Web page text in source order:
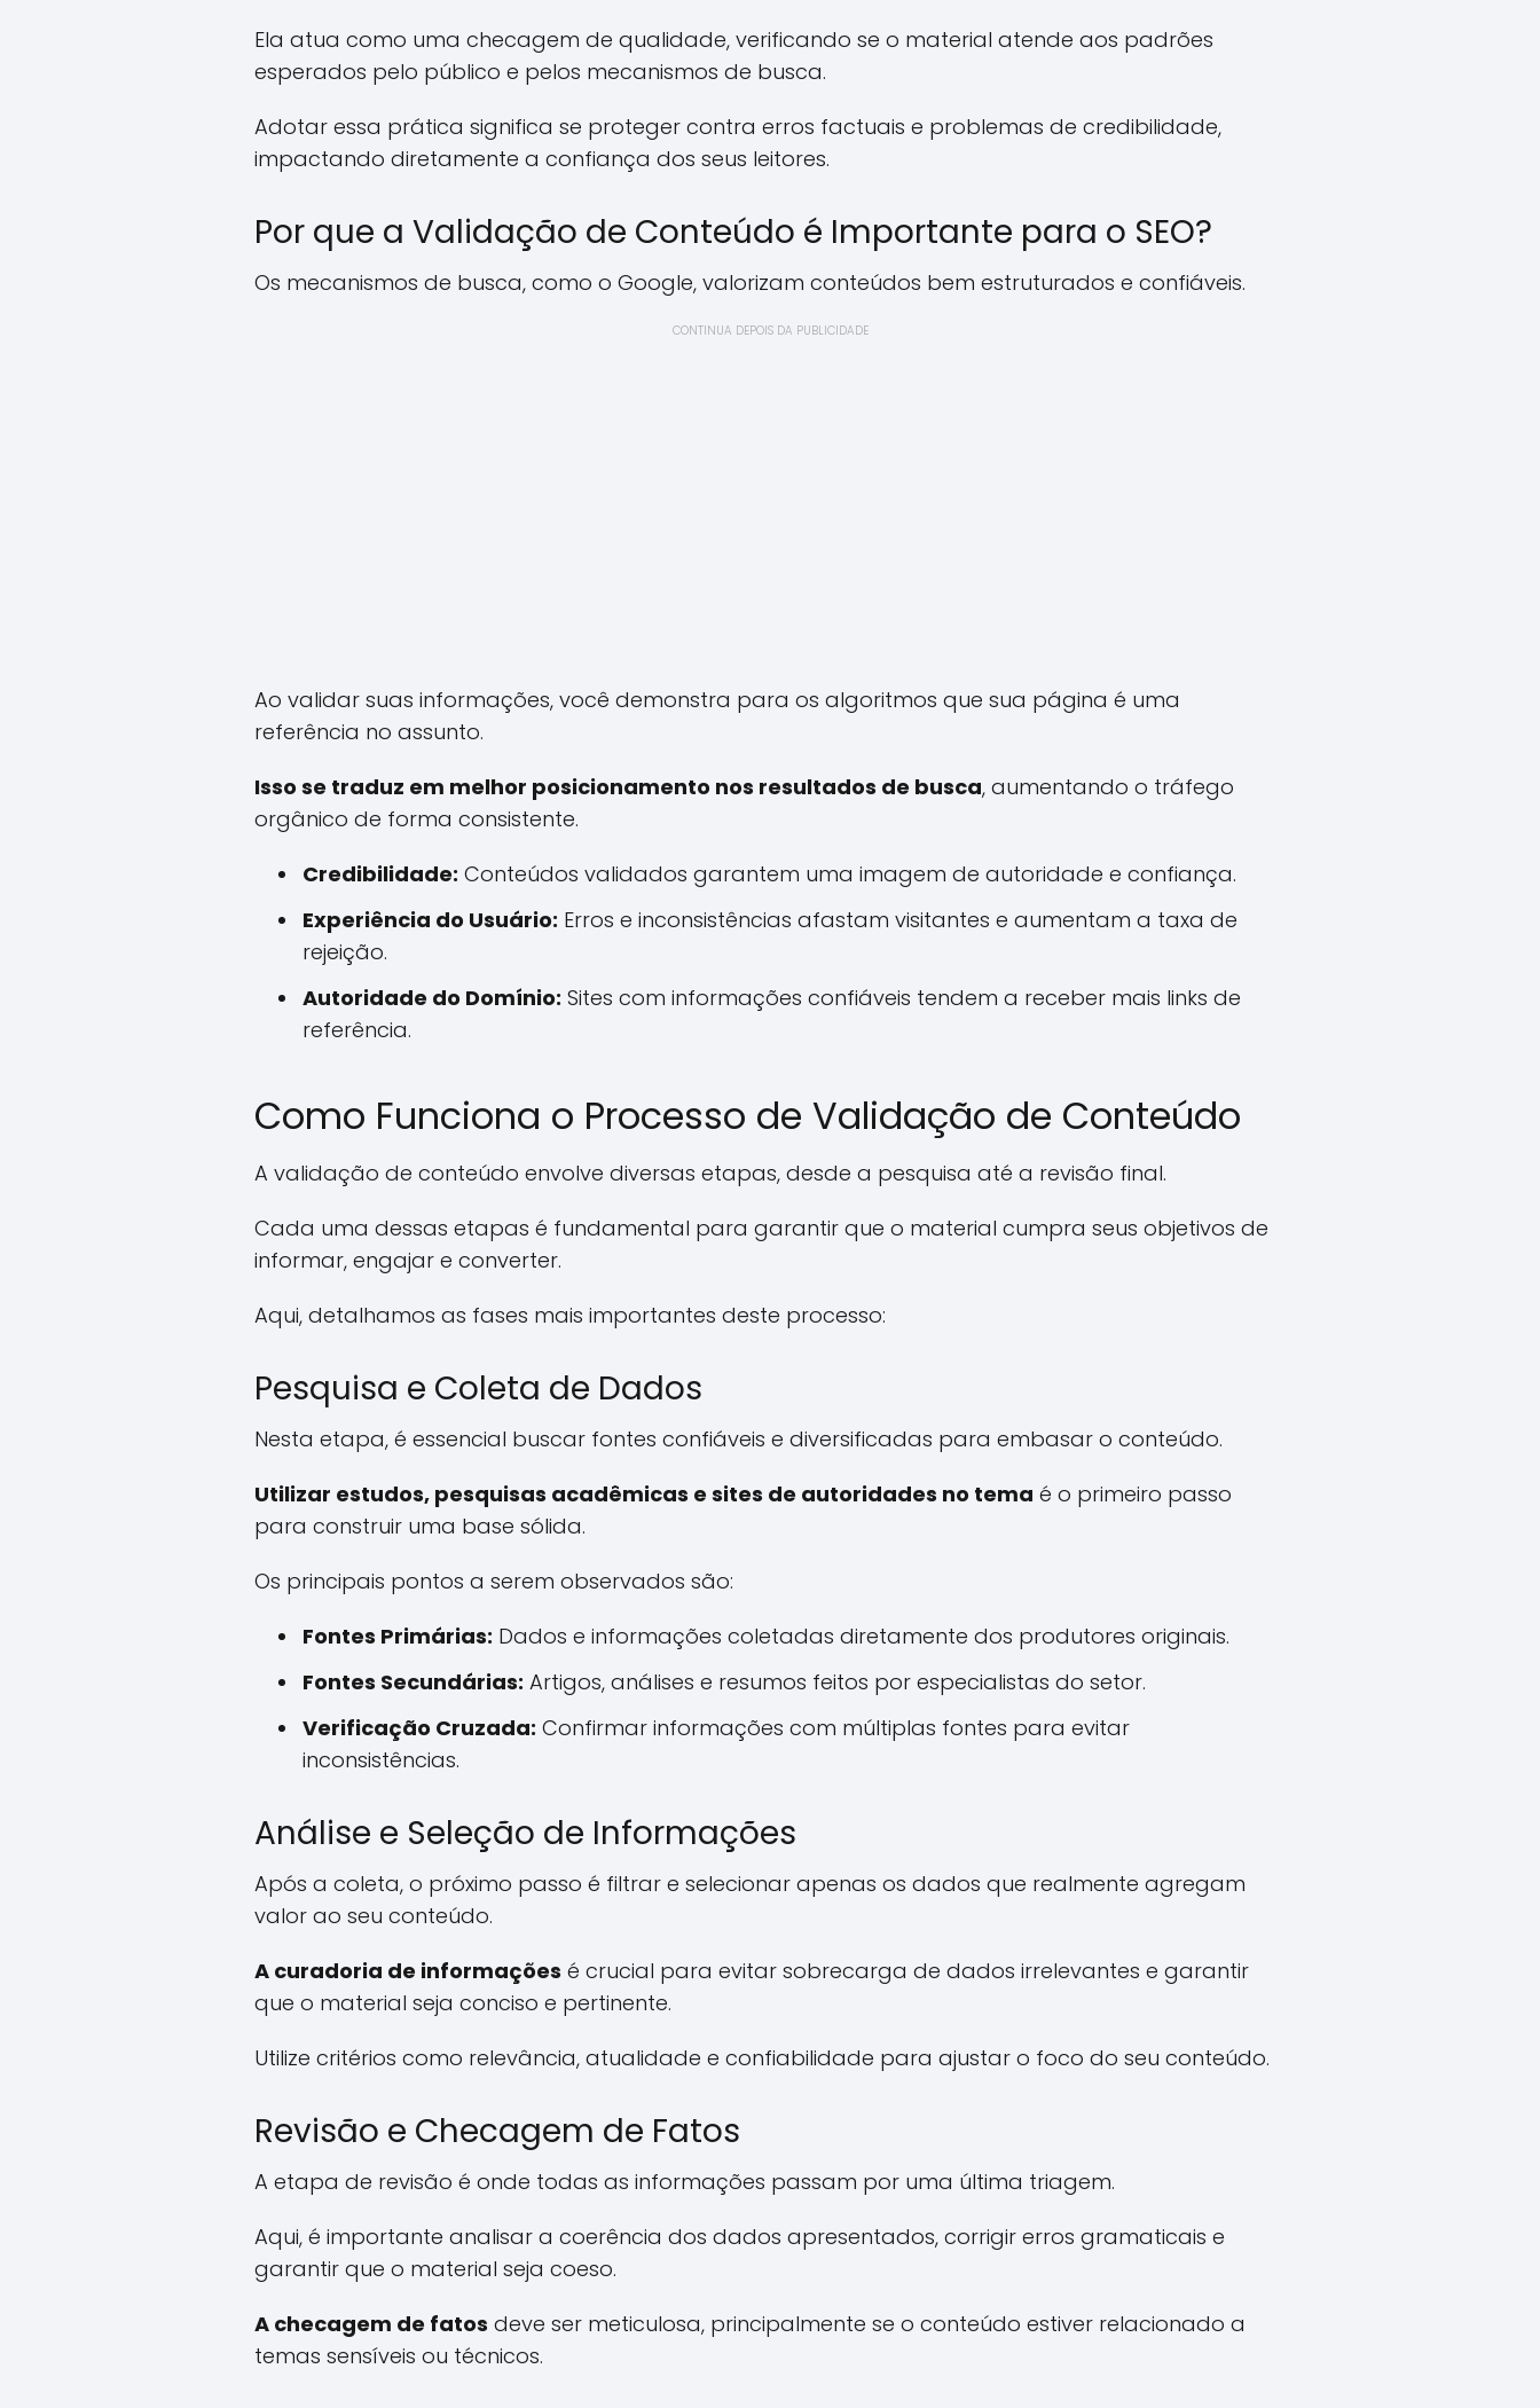
Ela atua como uma checagem de qualidade, verificando se o material atende aos padrões
esperados pelo público e pelos mecanismos de busca.
Adotar essa prática significa se proteger contra erros factuais e problemas de credibilidade,
impactando diretamente a confiança dos seus leitores.
Por que a Validação de Conteúdo é Importante para o SEO?
Os mecanismos de busca, como o Google, valorizam conteúdos bem estruturados e confiáveis.
CONTINUA DEPOIS DA PUBLICIDADE
Ao validar suas informações, você demonstra para os algoritmos que sua página é uma
referência no assunto.
Isso se traduz em melhor posicionamento nos resultados de busca, aumentando o tráfego
orgânico de forma consistente.
Credibilidade: Conteúdos validados garantem uma imagem de autoridade e confiança.
Experiência do Usuário: Erros e inconsistências afastam visitantes e aumentam a taxa de
rejeição.
Autoridade do Domínio: Sites com informações confiáveis tendem a receber mais links de
referência.
Como Funciona o Processo de Validação de Conteúdo
A validação de conteúdo envolve diversas etapas, desde a pesquisa até a revisão final.
Cada uma dessas etapas é fundamental para garantir que o material cumpra seus objetivos de
informar, engajar e converter.
Aqui, detalhamos as fases mais importantes deste processo:
Pesquisa e Coleta de Dados
Nesta etapa, é essencial buscar fontes confiáveis e diversificadas para embasar o conteúdo.
Utilizar estudos, pesquisas acadêmicas e sites de autoridades no tema é o primeiro passo
para construir uma base sólida.
Os principais pontos a serem observados são:
Fontes Primárias: Dados e informações coletadas diretamente dos produtores originais.
Fontes Secundárias: Artigos, análises e resumos feitos por especialistas do setor.
Verificação Cruzada: Confirmar informações com múltiplas fontes para evitar
inconsistências.
Análise e Seleção de Informações
Após a coleta, o próximo passo é filtrar e selecionar apenas os dados que realmente agregam
valor ao seu conteúdo.
A curadoria de informações é crucial para evitar sobrecarga de dados irrelevantes e garantir
que o material seja conciso e pertinente.
Utilize critérios como relevância, atualidade e confiabilidade para ajustar o foco do seu conteúdo.
Revisão e Checagem de Fatos
A etapa de revisão é onde todas as informações passam por uma última triagem.
Aqui, é importante analisar a coerência dos dados apresentados, corrigir erros gramaticais e
garantir que o material seja coeso.
A checagem de fatos deve ser meticulosa, principalmente se o conteúdo estiver relacionado a
temas sensíveis ou técnicos.